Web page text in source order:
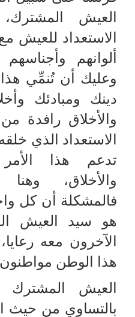
العيش
الاستعداد للعيش
ألوانهم
وعليك أن تُنمِّي
دينك ومبادئك
والأخلاق رافدة
الاستعداد الذي
تدعم هذا الأمر
والأخلاق،
فالمشكلة أن كل
هو سيد العيش
الآخرون معه
هذا الوطن
العيش
بالتساوي من حيث